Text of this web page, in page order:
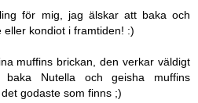
för mig, jag älskar att baka och
eller kondiot i framtiden! :)
muffins brickan, den verkar väldigt
baka Nutella och geisha muffins
godaste som finns ;)